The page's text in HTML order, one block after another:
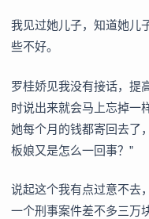
我见过她儿子，知道她儿
些不好。
罗桂娇见我没有接话，提
时说出来就会马上忘掉一
她每个月的钱都寄回去了
板娘又是怎么一回事？”
说起这个我有点过意不去
一个刑事案件差不多三万